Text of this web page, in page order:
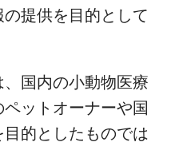
提供を目的として
国内の小動物医療
ットオーナーや国
的としたものでは